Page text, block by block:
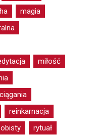
magia
miłość
reinkarnacja
rytuał